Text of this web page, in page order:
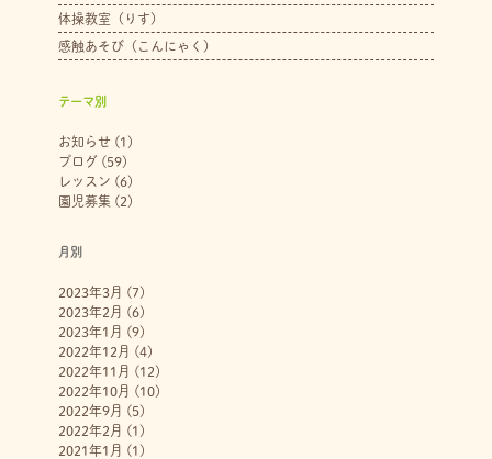
体操教室（りす）
感触あそび（こんにゃく）
テーマ別
お知らせ(1)
ブログ (59)
レッスン (6)
園児募集 (2)
月別
2023年3月 (7)
2023年2月 (6)
2023年1月 (9)
2022年12月 (4)
2022年11月 (12)
2022年10月 (10)
2022年9月 (5)
2022年2月 (1)
2021年1月 (1)